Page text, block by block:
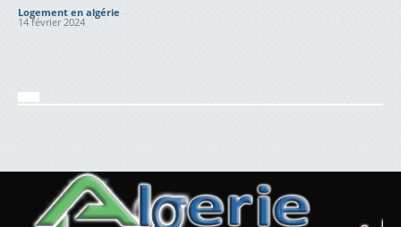
Logement en algérie -
14 février 2024